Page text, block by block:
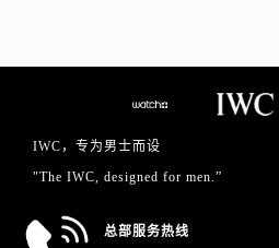
IWC，专为男士而设
"The IWC, designed for men.”
总部服务热线